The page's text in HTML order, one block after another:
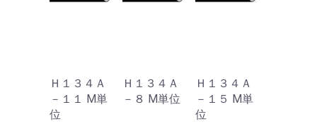
Ｈ１３４Ａ
－１１ M単
位
Ｈ１３４Ａ
－８ M単位
Ｈ１３４Ａ
－１５ M単
位